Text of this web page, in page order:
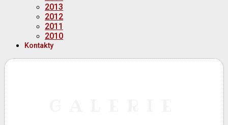
2013
2012
2011
2010
Kontakty